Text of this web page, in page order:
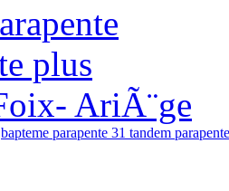
bapteme parapente 31 tandem